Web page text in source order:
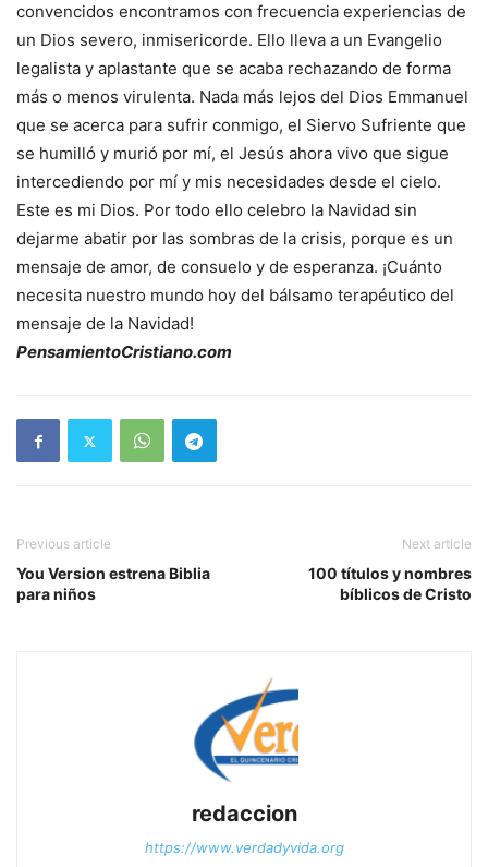
convencidos encontramos con frecuencia experiencias de
un Dios severo, inmisericorde. Ello lleva a un Evangelio
legalista y aplastante que se acaba rechazando de forma
más o menos virulenta. Nada más lejos del Dios Emmanuel
que se acerca para sufrir conmigo, el Siervo Sufriente que
se humilló y murió por mí, el Jesús ahora vivo que sigue
intercediendo por mí y mis necesidades desde el cielo.
Este es mi Dios. Por todo ello celebro la Navidad sin
dejarme abatir por las sombras de la crisis, porque es un
mensaje de amor, de consuelo y de esperanza. ¡Cuánto
necesita nuestro mundo hoy del bálsamo terapéutico del
mensaje de la Navidad!
PensamientoCristiano.com
Previous article
You Version estrena Biblia
para niños
Next article
100 títulos y nombres
bíblicos de Cristo
redaccion
https://www.verdadyvida.org